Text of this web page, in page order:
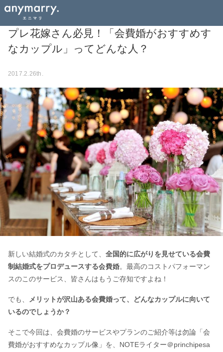
プレ花嫁さん必見！「会費婚がおすすめす
なカップル」ってどんな人？
2017.2.26th.
新しい結婚式のカタチとして、 全国的に広がりを見せている会費
制結婚式をプロデュースする会費婚。最高のコストパフォーマン
スのこのサービス、皆さんはもうご存知ですよね！
でも、
メリットが沢山ある会費婚って、どんなカップルに向いて
いるのでしょうか？
そこで今回は、会費婚のサービスやプランのご紹介等は勿論「会
費婚がおすすめなカップル像」を、NOTEライター＠princhipesa